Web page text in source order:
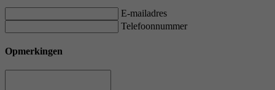
E-mailadres
Telefoonnummer
Opmerkingen